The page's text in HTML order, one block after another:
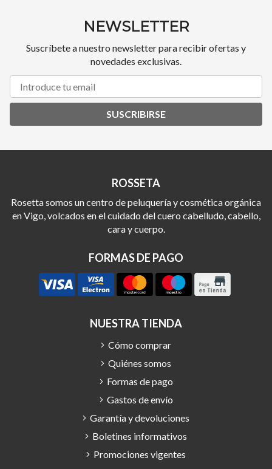
NEWSLETTER
Suscríbete a nuestro newsletter para recibir ofertas y
novedades exclusivas.
SUSCRIBIRSE
ROSSETA
Rosetta somos un centro de peluquería y cosmética orgánica
en Vigo, volcados en el cuidado del cuero cabelludo, cabello,
cara y cuerpo.
FORMAS DE PAGO
NUESTRA TIENDA
Cómo comprar
Quiénes somos
Formas de pago
Gastos de envío
Garantía y devoluciones
Boletines informativos
Promociones vigentes